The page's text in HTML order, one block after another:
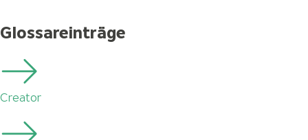
Glossareinträge
Creator